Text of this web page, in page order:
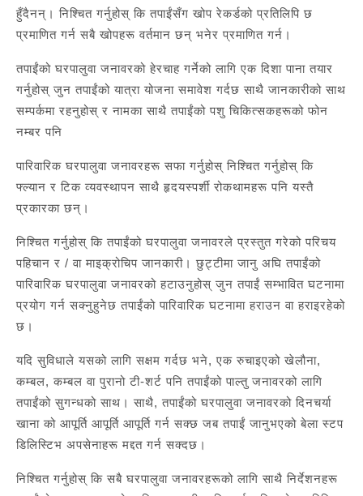
हुँदैनन्। निश्चित गर्नुहोस् कि तपाईंसँग खोप रेकर्डको प्रतिलिपि छ
प्रमाणित गर्न सबै खोपहरू वर्तमान छन् भनेर प्रमाणित गर्न।
तपाईंको घरपालुवा जनावरको हेरचाह गर्नेको लागि एक दिशा पाना तयार
गर्नुहोस् जुन तपाईंको यात्रा योजना समावेश गर्दछ साथै जानकारीको साथ
सम्पर्कमा रहनुहोस् र नामका साथै तपाईंको पशु चिकित्सकहरूको फोन
नम्बर पनि
पारिवारिक घरपालुवा जनावरहरू सफा गर्नुहोस् निश्चित गर्नुहोस् कि
फ्ल्यान र टिक व्यवस्थापन साथै हृदयस्पर्शी रोकथामहरू पनि यस्तै
प्रकारका छन्।
निश्चित गर्नुहोस् कि तपाईंको घरपालुवा जनावरले प्रस्तुत गरेको परिचय
पहिचान र / वा माइक्रोचिप जानकारी। छुट्टीमा जानु अघि तपाईंको
पारिवारिक घरपालुवा जनावरको हटाउनुहोस् जुन तपाईं सम्भावित घटनामा
प्रयोग गर्न सक्नुहुनेछ तपाईंको पारिवारिक घटनामा हराउन वा हराइरहेको
छ।
यदि सुविधाले यसको लागि सक्षम गर्दछ भने, एक रुचाइएको खेलौना,
कम्बल, कम्बल वा पुरानो टी-शर्ट पनि तपाईंको पाल्तु जनावरको लागि
तपाईंको सुगन्धको साथ। साथै, तपाईंको घरपालुवा जनावरको दिनचर्या
खाना को आपूर्ति आपूर्ति आपूर्ति गर्न सक्छ जब तपाईं जानुभएको बेला स्टप
डिलिस्टिभ अपसेनाहरू मद्दत गर्न सक्दछ।
निश्चित गर्नुहोस् कि सबै घरपालुवा जनावरहरूको लागि साथै निर्देशनहरू